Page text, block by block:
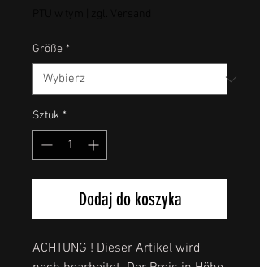
Größe *
Sztuk *
Dodaj do koszyka
ACHTUNG ! Dieser Artikel wird